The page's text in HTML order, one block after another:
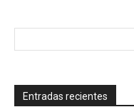
Entradas recientes